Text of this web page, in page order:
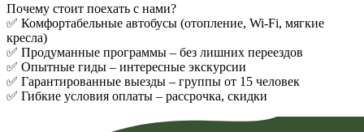
Почему стоит поехать с нами?
✅ Комфортабельные автобусы (отопление, Wi-Fi, мягкие
кресла)
✅ Продуманные программы – без лишних переездов
✅ Опытные гиды – интересные экскурсии
✅ Гарантированные выезды – группы от 15 человек
✅ Гибкие условия оплаты – рассрочка, скидки